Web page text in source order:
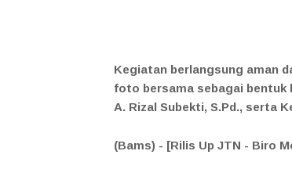
Kegiatan berlangsung aman
foto bersama sebagai bentuk
A. Rizal Subekti, S.Pd., serta
(Bams) - [Rilis Up JTN - Biro